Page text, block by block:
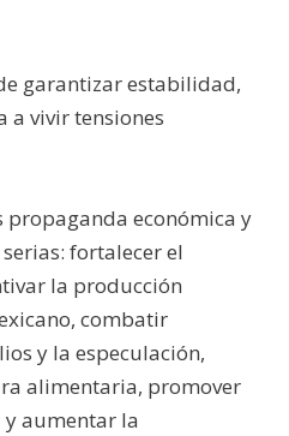
garantizar estabilidad,
a vivir tensiones
propaganda económica y
fortalecer el
la producción
combatir
y la especulación,
alimentaria, promover
aumentar la